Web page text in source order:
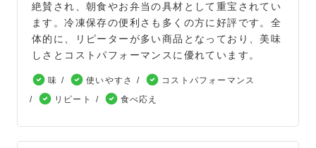
絶賛され、朝食やお弁当の具材として重宝されてい
ます。冷凍保存の便利さも多くの方に好評です。全
体的に、リピーターが多い商品となっており、美味
しさとコストパフォーマンスに優れています。
味 使いやすさ
コストパフォーマンス
リピート
食べ応え